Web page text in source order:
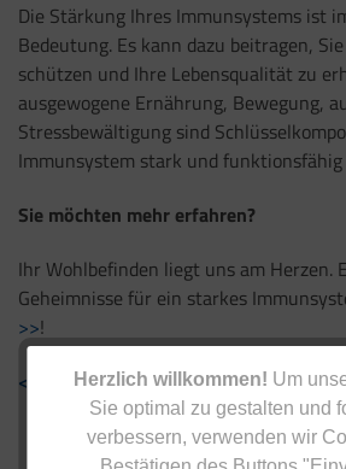
Herzlich willkommen! Um
Sie optimal zu gestalten und
verbessern, verwenden wir
Die Stärkung Ihres Immunsystems ist
Bedeutung. Es kann dazu beitragen,
schützen und Ihre Lebensqualität zu
ausgewogene Ernährung, Bewegung,
Stressbewältigung sind
Immunsystem stark und
Sie möchten mehr erfahren?
Ihr Wohlbefinden liegt uns am Herzen.
Geheimnisse für ein starkes
>>!
< Zurück zur Übersicht